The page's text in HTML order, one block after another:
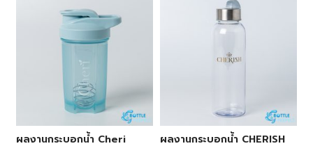
ผลงานกระบอกน้ำ Cheri ผลงานกระบอกน้ำ CHERISH